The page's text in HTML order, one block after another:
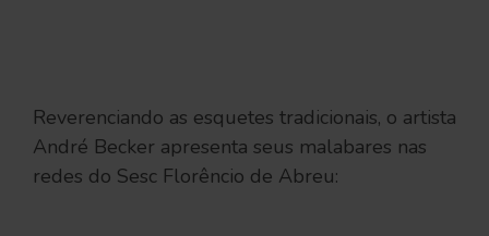
Reverenciando as esquetes tradicionais, o artista
André Becker apresenta seus malabares nas
redes do Sesc Florêncio de Abreu: